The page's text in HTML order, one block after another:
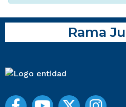
Rama